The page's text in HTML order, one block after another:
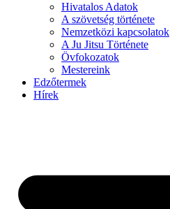
Hivatalos Adatok
A szövetség története
Nemzetközi kapcsolatok
A Ju Jitsu Története
Övfokozatok
Mestereink
Edzőtermek
Hírek